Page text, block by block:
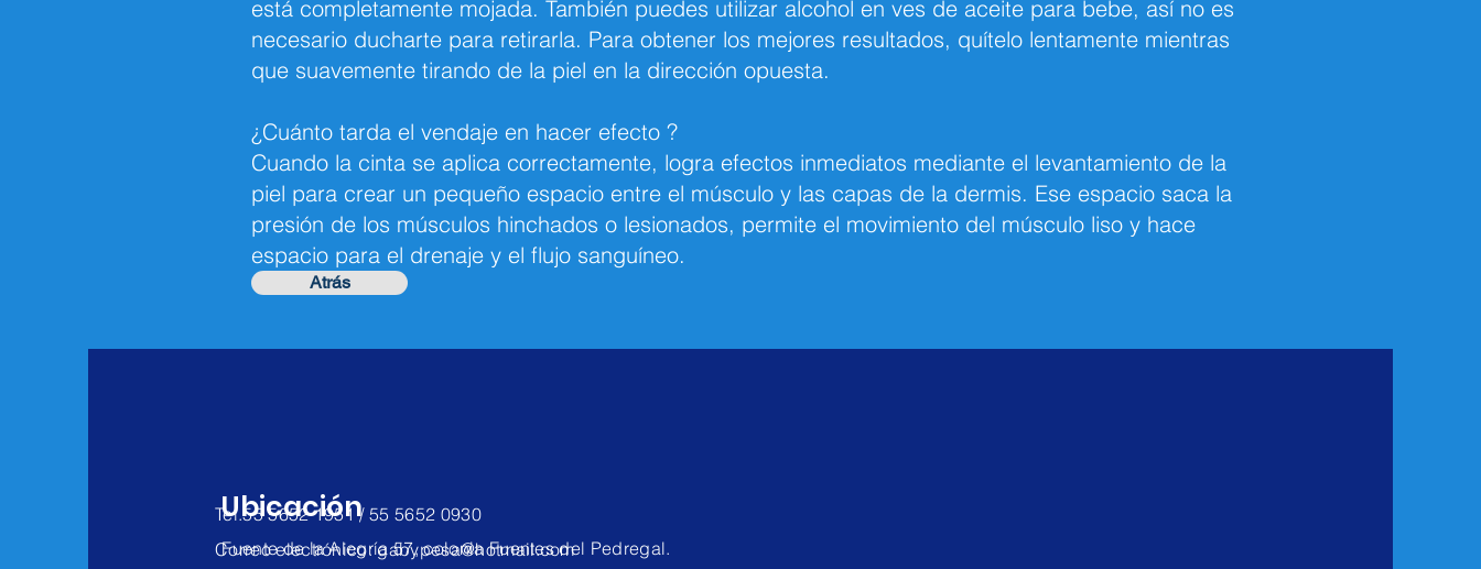
está completamente mojada. También puedes utilizar alcohol en ves de aceite para bebe, así no es
necesario ducharte para retirarla. Para obtener los mejores resultados, quítelo lentamente mientras
que suavemente tirando de la piel en la dirección opuesta.
¿Cuánto tarda el vendaje en hacer efecto ?
Cuando la cinta se aplica correctamente, logra efectos inmediatos mediante el levantamiento de la
piel para crear un pequeño espacio entre el músculo y las capas de la dermis. Ese espacio saca la
presión de los músculos hinchados o lesionados, permite el movimiento del músculo liso y hace
espacio para el drenaje y el flujo sanguíneo.
Atrás
Ubicación
Fuente de la Alegría 57, colonia Fuentes del Pedregal.
Tel.55 5652 1951 / 55 5652 0930
Correo electrónico:gabypesa@hotmail.com